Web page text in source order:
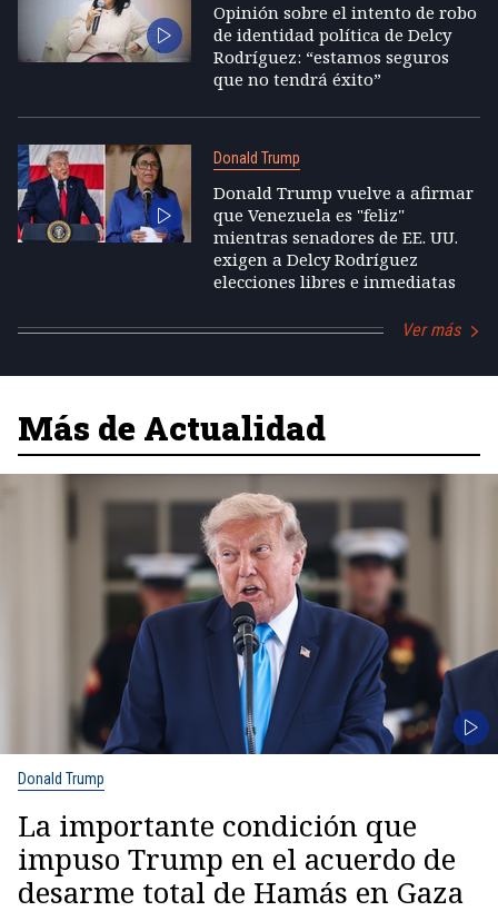
Opinión sobre el intento de robo
de identidad política de Delcy
Rodríguez: “estamos seguros
que no tendrá éxito”
Donald Trump
Donald Trump vuelve a afirmar
que Venezuela es "feliz"
mientras senadores de EE. UU.
exigen a Delcy Rodríguez
elecciones libres e inmediatas
Ver más
Más de Actualidad
Donald Trump
La importante condición que
impuso Trump en el acuerdo de
desarme total de Hamás en Gaza